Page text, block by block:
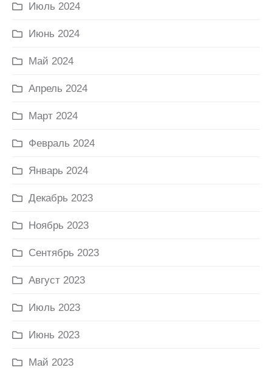
Июль 2024
Июнь 2024
Май 2024
Апрель 2024
Март 2024
Февраль 2024
Январь 2024
Декабрь 2023
Ноябрь 2023
Сентябрь 2023
Август 2023
Июль 2023
Июнь 2023
Май 2023